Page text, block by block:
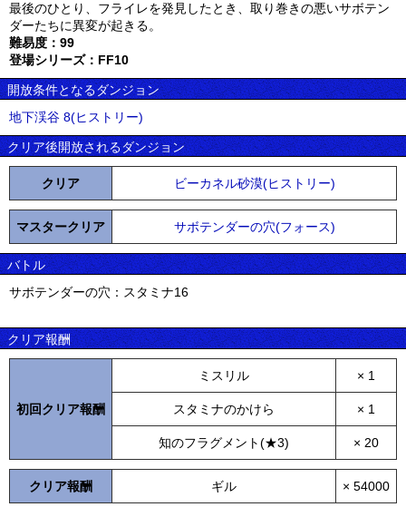
最後のひとり、フライレを発見したとき、取り巻きの悪いサボテン
ダーたちに異変が起きる。
難易度：99
登場シリーズ：FF10
開放条件となるダンジョン
地下渓谷 8(ヒストリー)
クリア後開放されるダンジョン
クリア ビーカネル砂漠(ヒストリー)
マスタークリア サボテンダーの穴(フォース)
バトル
サボテンダーの穴：スタミナ16
クリア報酬
初回クリア報酬
ミスリル × 1
スタミナのかけら × 1
知のフラグメント(★3) × 20
クリア報酬 ギル × 54000